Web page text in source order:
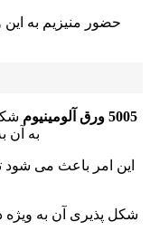
حضور منیزیم به
5005 ورق آلومینیوم
به آن
این امر باعث می شود